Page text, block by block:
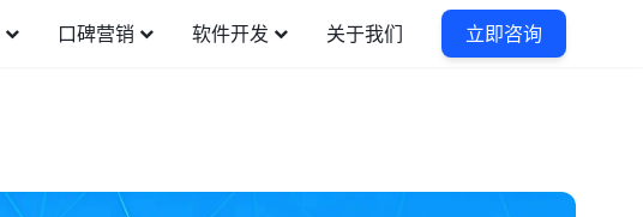
口碑营销 软件开发 关于我们 立即咨询